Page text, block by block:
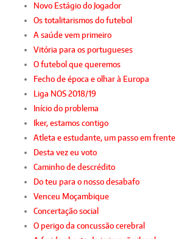
Novo Estágio do Jogador
Os totalitarismos do futebol
A saúde vem primeiro
Vitória para os portugueses
O futebol que queremos
Fecho de época e olhar à Europa
Liga NOS 2018/19
Início do problema
Iker, estamos contigo
Atleta e estudante, um passo em frente
Desta vez eu voto
Caminho de descrédito
Do teu para o nosso desabafo
Venceu Moçambique
Concertação social
O perigo da concussão cerebral